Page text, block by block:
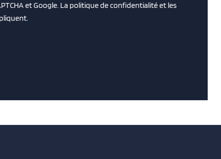
et Google. La politique de confidentialitéet les